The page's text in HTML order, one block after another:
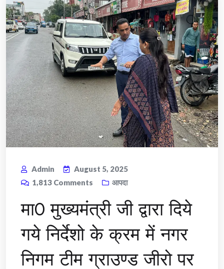
Admin
August 5, 2025
1,813 Comments आपदा
मा0 मुख्यमंत्री जी द्वारा दिये
गये निर्देशो के क्रम में नगर
निगम टीम ग्राउण्ड जीरो पर